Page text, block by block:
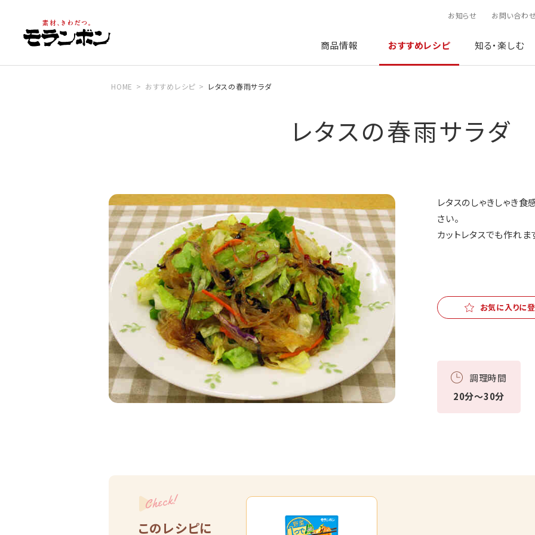
お知らせ お問い合わ
商品情報 おすすめレシピ 知る・楽しむ
HOME おすすめレシピ レタスの春雨サラダ
レタスの春雨サラダ
レタスのしゃきしゃき
さい。
カットレタスでも作れま
お気に入りに
調理時間
20分～30分
Check!
このレシピに